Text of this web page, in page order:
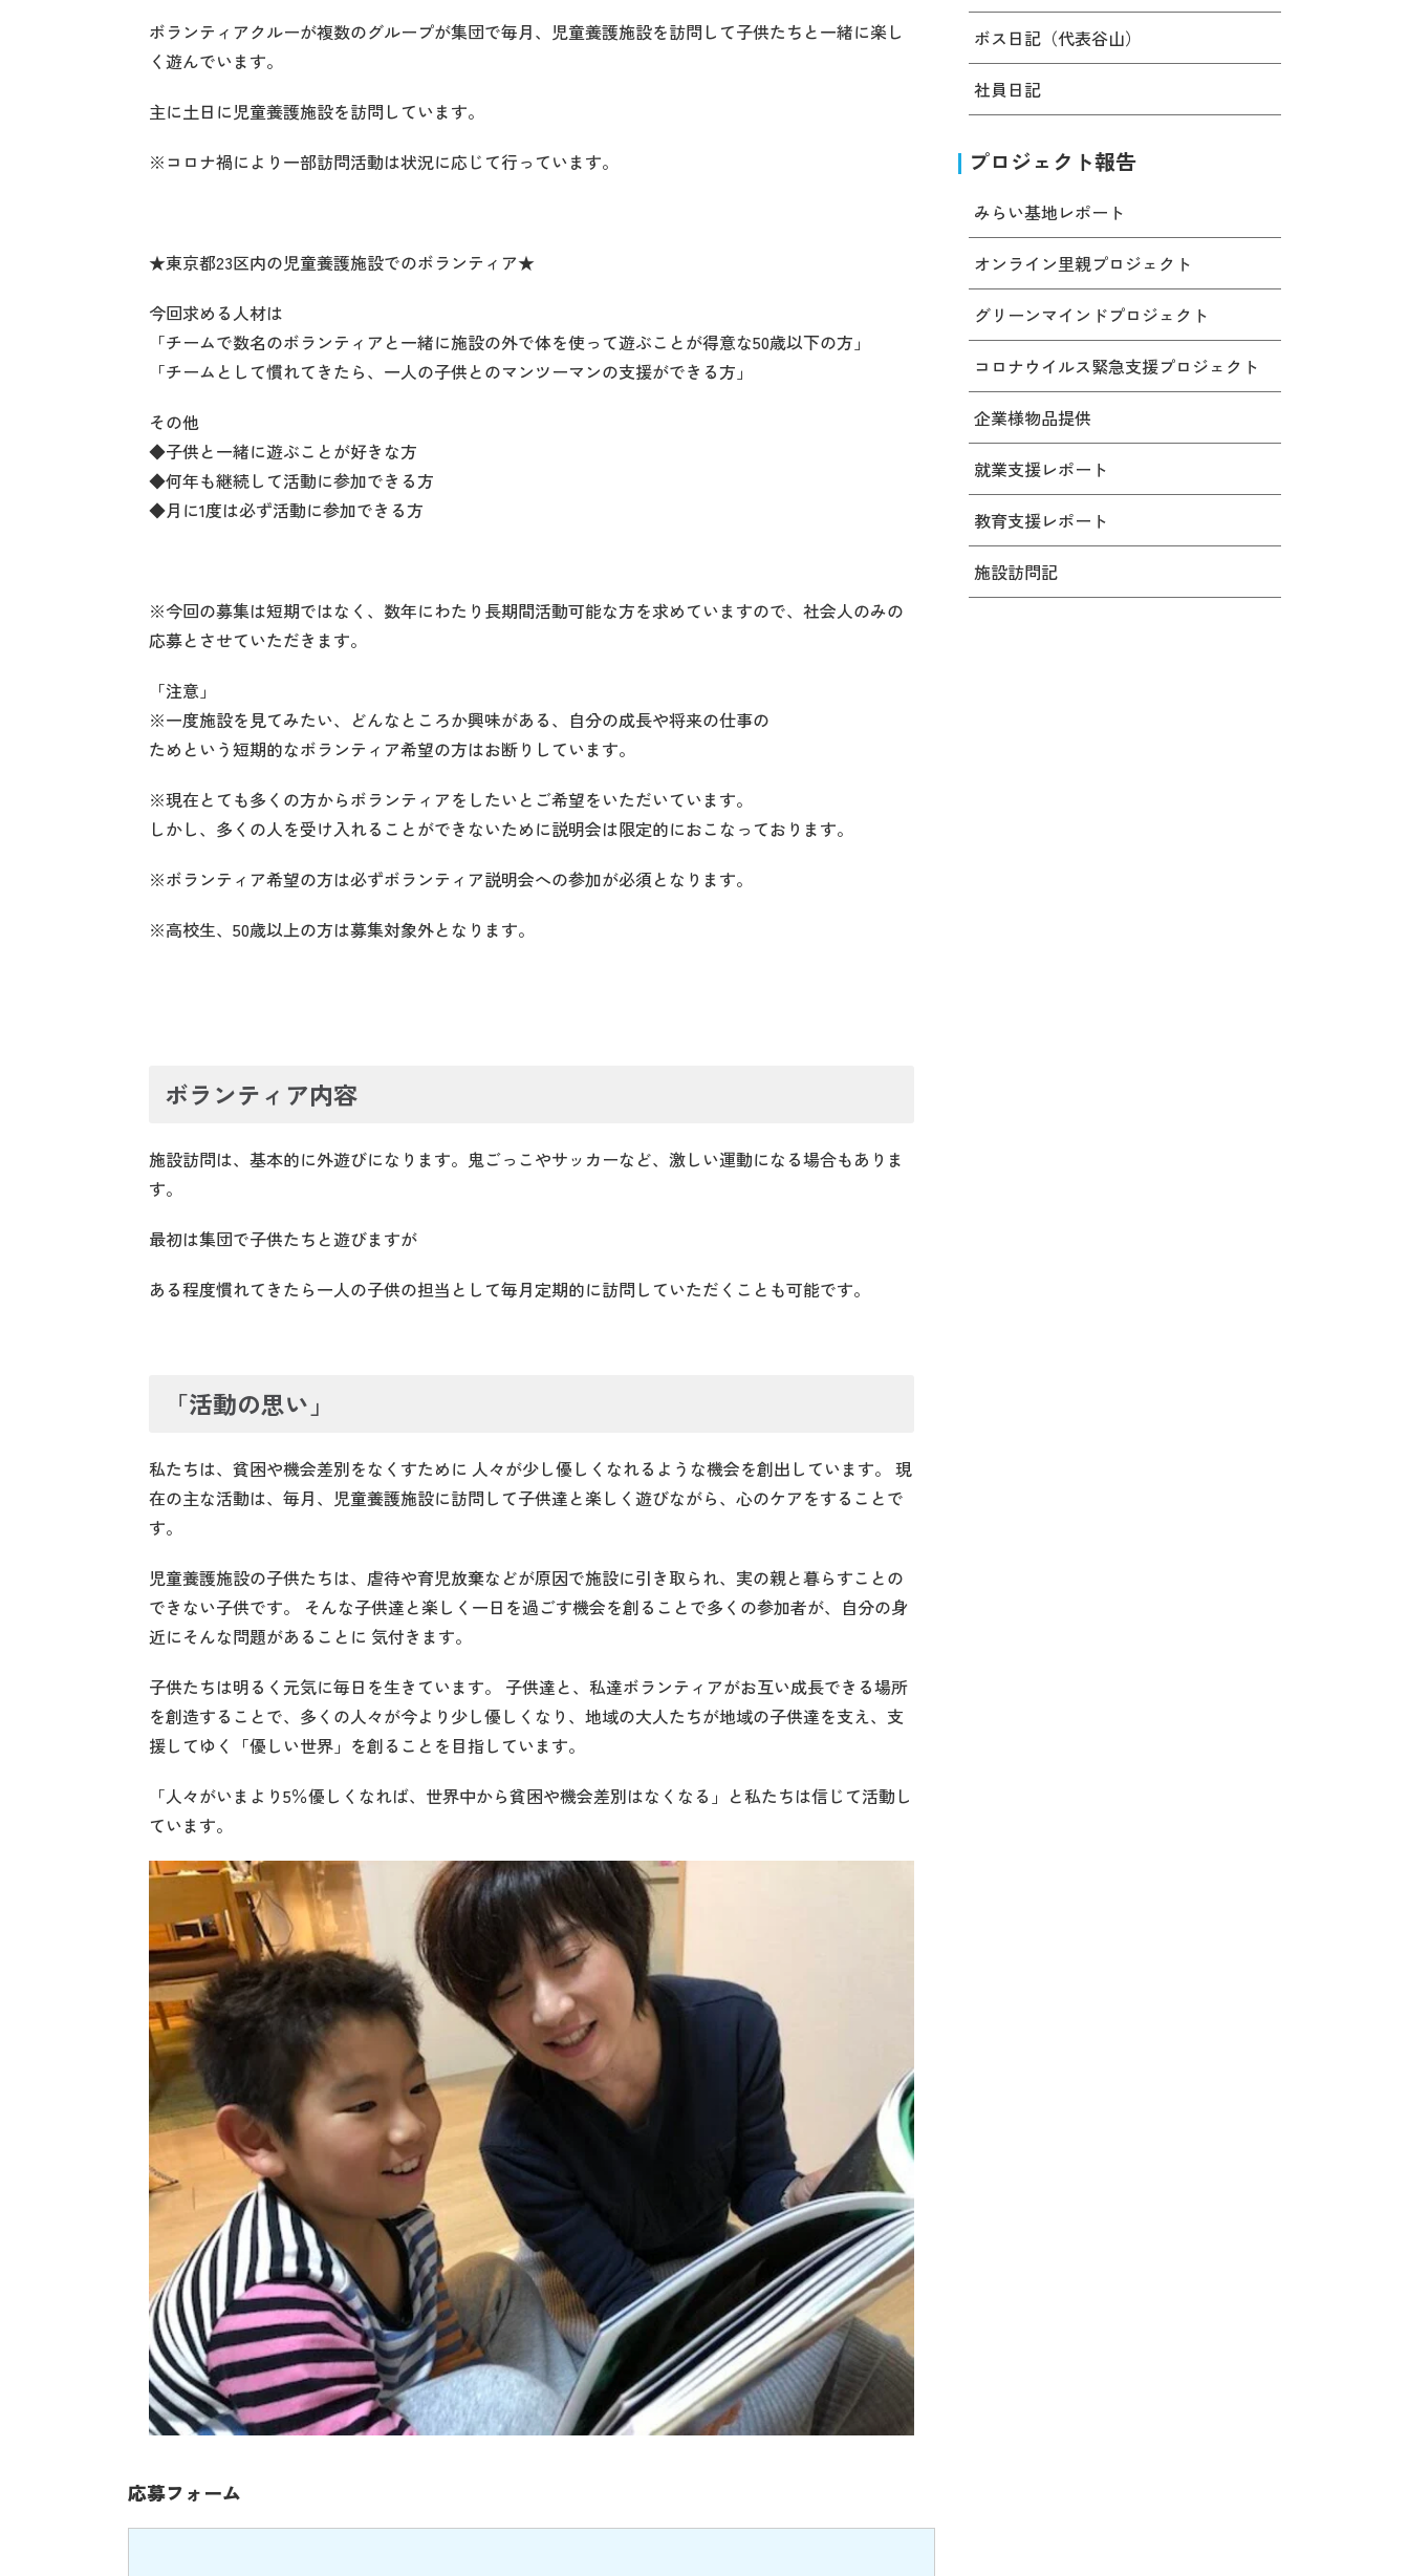
ボランティアクルーが複数のグループが集団で毎月、児童養護施設を訪問して子供たちと一緒に楽し
く遊んでいます。
主に土日に児童養護施設を訪問しています。
※コロナ禍により一部訪問活動は状況に応じて行っています。
★東京都23区内の児童養護施設でのボランティア★
今回求める人材は
「チームで数名のボランティアと一緒に施設の外で体を使って遊ぶことが得意な50歳以下の方」
「チームとして慣れてきたら、一人の子供とのマンツーマンの支援ができる方」
その他
◆子供と一緒に遊ぶことが好きな方
◆何年も継続して活動に参加できる方
◆月に1度は必ず活動に参加できる方
※今回の募集は短期ではなく、数年にわたり長期間活動可能な方を求めていますので、社会人のみの
応募とさせていただきます。
「注意」
※一度施設を見てみたい、どんなところか興味がある、自分の成長や将来の仕事の
ためという短期的なボランティア希望の方はお断りしています。
※現在とても多くの方からボランティアをしたいとご希望をいただいています。
しかし、多くの人を受け入れることができないために説明会は限定的におこなっております。
※ボランティア希望の方は必ずボランティア説明会への参加が必須となります。
※高校生、50歳以上の方は募集対象外となります。
ボランティア内容
施設訪問は、基本的に外遊びになります。鬼ごっこやサッカーなど、激しい運動になる場合もありま
す。
最初は集団で子供たちと遊びますが
ある程度慣れてきたら一人の子供の担当として毎月定期的に訪問していただくことも可能です。
「活動の思い」
私たちは、貧困や機会差別をなくすために 人々が少し優しくなれるような機会を創出しています。 現
在の主な活動は、毎月、児童養護施設に訪問して子供達と楽しく遊びながら、心のケアをすることで
す。
児童養護施設の子供たちは、虐待や育児放棄などが原因で施設に引き取られ、実の親と暮らすことの
できない子供です。 そんな子供達と楽しく一日を過ごす機会を創ることで多くの参加者が、自分の身
近にそんな問題があることに 気付きます。
子供たちは明るく元気に毎日を生きています。 子供達と、私達ボランティアがお互い成長できる場所
を創造することで、多くの人々が今より少し優しくなり、地域の大人たちが地域の子供達を支え、支
援してゆく「優しい世界」を創ることを目指しています。
「人々がいまより5％優しくなれば、世界中から貧困や機会差別はなくなる」と私たちは信じて活動し
ています。
応募フォーム
ボス日記（代表谷山）
社員日記
プロジェクト報告
みらい基地レポート
オンライン里親プロジェクト
グリーンマインドプロジェクト
コロナウイルス緊急支援プロジェクト
企業様物品提供
就業支援レポート
教育支援レポート
施設訪問記